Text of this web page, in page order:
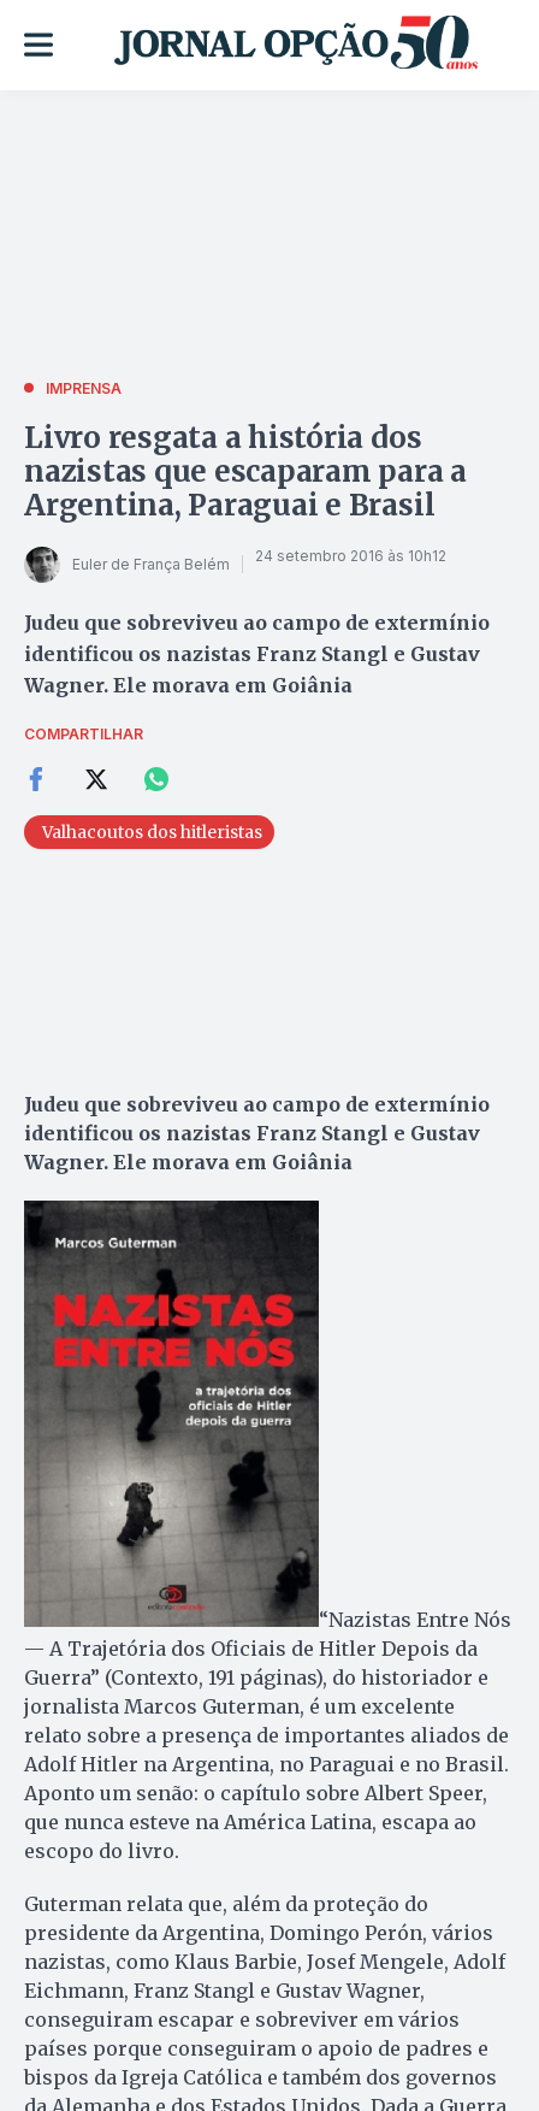
IMPRENSA
Livro resgata a história dos
nazistas que escaparam para a
Argentina, Paraguai e Brasil
Euler de França Belém 24 setembro 2016 às 10h12
Judeu que sobreviveu ao campo de extermínio
identificou os nazistas Franz Stangl e Gustav
Wagner. Ele morava em Goiânia
COMPARTILHAR
Valhacoutos dos hitleristas
Judeu que sobreviveu ao campo de extermínio
identificou os nazistas Franz Stangl e Gustav
Wagner. Ele morava em Goiânia
“Nazistas Entre Nós
— A Trajetória dos Oficiais de Hitler Depois da
Guerra” (Contexto, 191 páginas), do historiador e
jornalista Marcos Guterman, é um excelente
relato sobre a presença de importantes aliados de
Adolf Hitler na Argentina, no Paraguai e no Brasil.
Aponto um senão: o capítulo sobre Albert Speer,
que nunca esteve na América Latina, escapa ao
escopo do livro.
Guterman relata que, além da proteção do
presidente da Argentina, Domingo Perón, vários
nazistas, como Klaus Barbie, Josef Mengele, Adolf
Eichmann, Franz Stangl e Gustav Wagner,
conseguiram escapar e sobreviver em vários
países porque conseguiram o apoio de padres e
bispos da Igreja Católica e também dos governos
da Alemanha e dos Estados Unidos. Dada a Guerra